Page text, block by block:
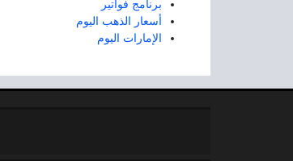
برنامج فواتير
أسعار الذهب اليوم
الإمارات اليوم